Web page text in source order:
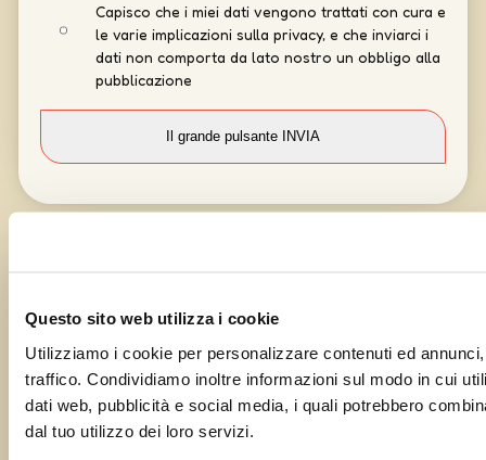
Questo sito web utilizza i cookie
Utilizziamo i cookie per personalizzare contenuti ed
traffico. Condividiamo inoltre informazioni sul modo in cui
dati web, pubblicità e social media, i quali potrebbero
dal tuo utilizzo dei loro servizi.
Capisco che i miei dati vengono trattati con cura e
le varie implicazioni sulla privacy, e che inviarci i
dati non comporta da lato nostro un obbligo alla
pubblicazione